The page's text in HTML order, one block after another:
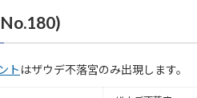
ト はザウデ不落宮のみ出現します。